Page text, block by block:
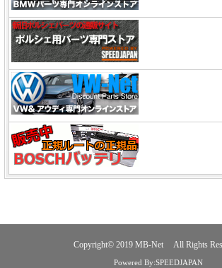
Copyright© 2019 MB-Net All Rights
Powered By:SPEEDJAPAN